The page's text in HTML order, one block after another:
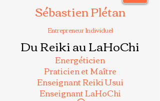
Sébastien Plétan
Entrepreneur Individuel
Du Reiki au LaHoChi
Energéticien
Praticien et Maître
Enseignant Reiki Usui
Enseignant LaHoChi